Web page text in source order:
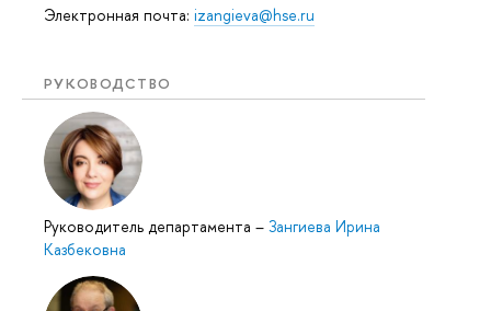
Электронная почта: izangieva@hse.ru
РУКОВОДСТВО
Руководитель департамента – Зангиева Ирина
Казбековна